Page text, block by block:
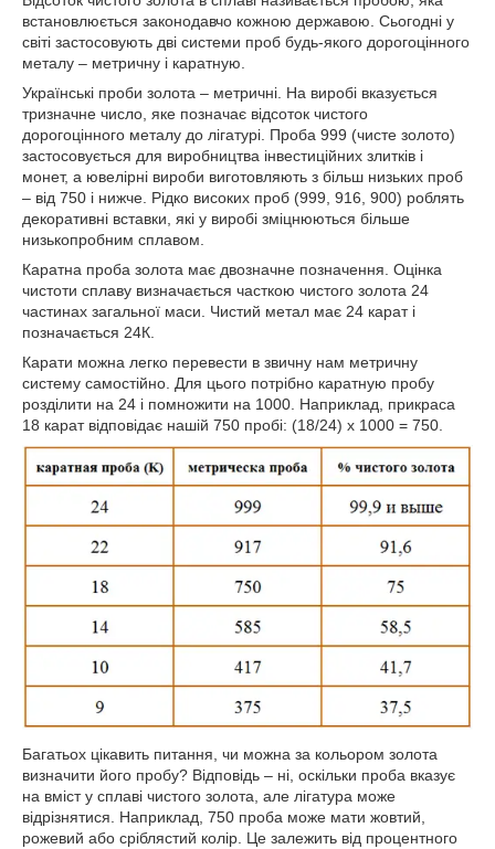
встановлюється законодавчо кожною державою. Сьогодні у
світі застосовують дві системи проб будь-якого дорогоцінного
металу – метричну і каратную.
Українські проби золота – метричні. На виробі вказується
тризначне число, яке позначає відсоток чистого
дорогоцінного металу до лігатурі. Проба 999 (чисте золото)
застосовується для виробництва інвестиційних злитків і
монет, а ювелірні вироби виготовляють з більш низьких проб
– від 750 і нижче. Рідко високих проб (999, 916, 900) роблять
декоративні вставки, які у виробі зміцнюються більше
низькопробним сплавом.
Каратна проба золота має двозначне позначення. Оцінка
чистоти сплаву визначається часткою чистого золота 24
частинах загальної маси. Чистий метал має 24 карат і
позначається 24К.
Карати можна легко перевести в звичну нам метричну
систему самостійно. Для цього потрібно каратную пробу
розділити на 24 і помножити на 1000. Наприклад, прикраса
18 карат відповідає нашій 750 пробі: (18/24) х 1000 = 750.
Багатьох цікавить питання, чи можна за кольором золота
визначити його пробу? Відповідь – ні, оскільки проба вказує
на вміст у сплаві чистого золота, але лігатура може
відрізнятися. Наприклад, 750 проба може мати жовтий,
рожевий або сріблястий колір. Це залежить від процентного